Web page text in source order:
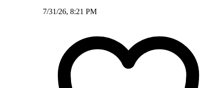
7/31/26, 8:21 PM